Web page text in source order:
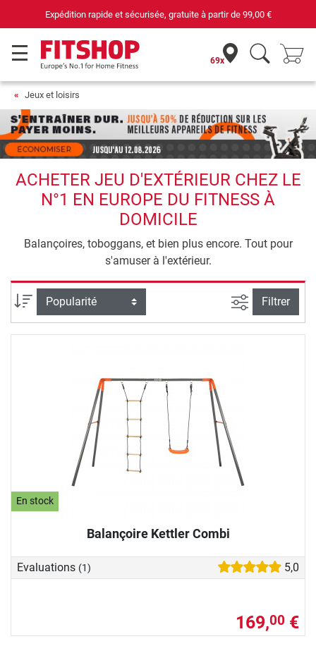
Expédition rapide et sécurisée, gratuite à partir de 99,00 €
69x
Jeux et loisirs
ACHETER JEU D'EXTÉRIEUR CHEZ LE
N°1 EN EUROPE DU FITNESS À
DOMICILE
Balançoires, toboggans, et bien plus encore. Tout pour
s'amuser à l'extérieur.
Trier par Filtrer la
Filtrer
En stock
Balançoire Kettler Combi
Evaluations (1) 5,0
169,00 €